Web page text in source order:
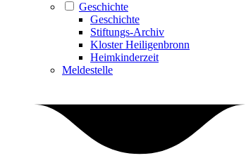
Geschichte
Geschichte
Stiftungs-Archiv
Kloster Heiligenbronn
Heimkinderzeit
Meldestelle